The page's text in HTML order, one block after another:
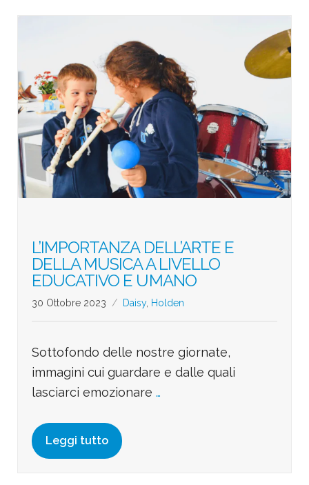
L’IMPORTANZA DELL’ARTE E
DELLA MUSICA A LIVELLO
EDUCATIVO E UMANO
30 Ottobre 2023 Daisy, Holden
Sottofondo delle nostre giornate,
immagini cui guardare e dalle quali
lasciarci emozionare …
Leggi tutto